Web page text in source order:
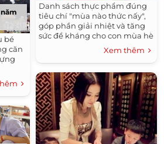
bé
căn
Danh sách thực phẩm đúng
tiêu chí "mùa nào thức nấy",
góp phần giải nhiệt và tăng
sức đề kháng cho con mùa hè
Xem thêm